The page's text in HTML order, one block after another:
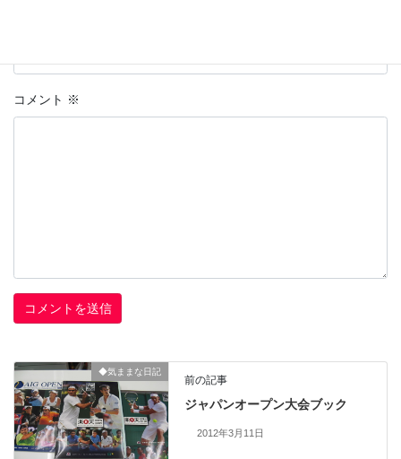
コメント ※
◆気ままな日記
前の記事
ジャパンオープン大会ブック
2012年3月11日